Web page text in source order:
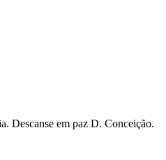
Descanse em paz D. Conceição.